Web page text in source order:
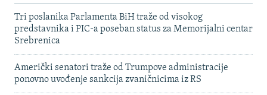
Tri poslanika Parlamenta BiH traže od visokog
predstavnika i PIC-a poseban status za Memorijalni centar
Srebrenica
Američki senatori traže od Trumpove administracije
ponovno uvođenje sankcija zvaničnicima iz RS